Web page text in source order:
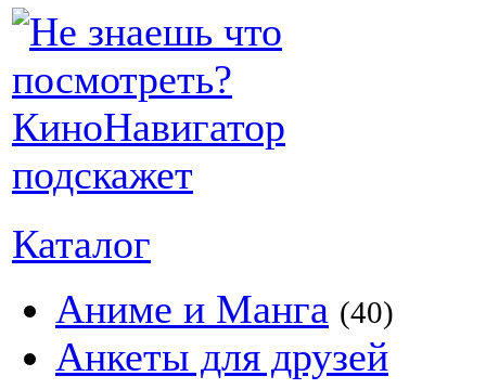
Каталог
Аниме и Манга (40)
Анкеты для друзей